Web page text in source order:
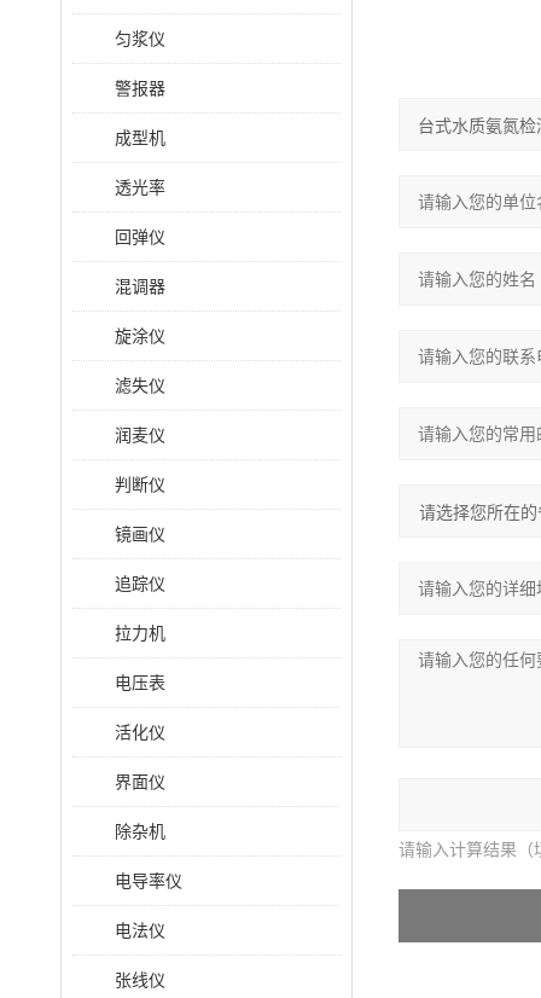
匀浆仪
警报器
成型机
透光率
回弹仪
混调器
旋涂仪
滤失仪
润麦仪
判断仪
镜画仪
追踪仪
拉力机
电压表
活化仪
界面仪
除杂机
电导率仪
电法仪
张线仪
请输入计算结果（